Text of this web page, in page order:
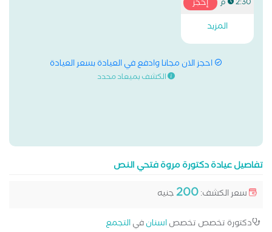
2:30 م
إحجز
المزيد
احجز الان مجانا وادفع في العيادة بسعر العيادة
الكشف بميعاد محدد
تفاصيل عيادة دكتورة مروة فتحي النص
سعر الكشف:200جنيه
دكتورة تخصص تخصصاسنانفيالتجمع